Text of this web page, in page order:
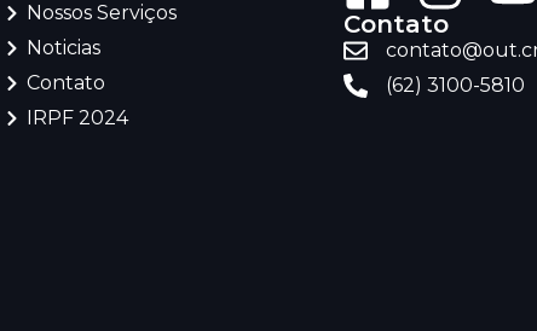
Nossos Serviços
Noticias
Contato
IRPF 2024
Contato
(62) 3100-5810